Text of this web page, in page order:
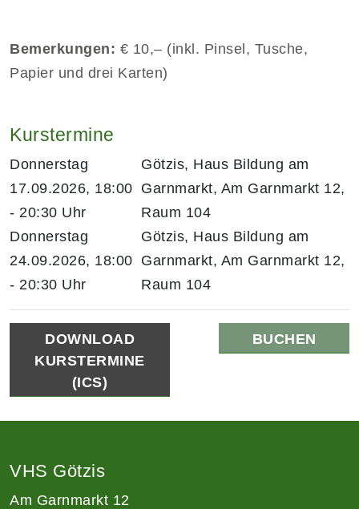
Bemerkungen: € 10,– (inkl. Pinsel, Tusche,
Papier und drei Karten)
Kurstermine
Donnerstag
17.09.2026, 18:00
- 20:30 Uhr
Götzis, Haus Bildung am
Garnmarkt, Am Garnmarkt 12,
Raum 104
Donnerstag
24.09.2026, 18:00
- 20:30 Uhr
Götzis, Haus Bildung am
Garnmarkt, Am Garnmarkt 12,
Raum 104
DOWNLOAD
KURSTERMINE
(ICS)
BUCHEN
VHS Götzis
Am Garnmarkt 12